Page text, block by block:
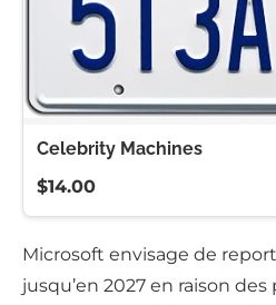
Celebrity Machines
$14.00
Microsoft envisage de
jusqu’en 2027 en raison